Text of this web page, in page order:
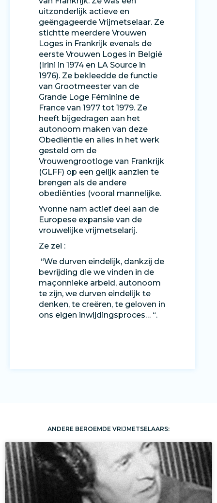
uitzonderlijk actieve en
geëngageerde Vrijmetselaar. Ze
stichtte meerdere Vrouwen
Loges in Frankrijk evenals de
eerste Vrouwen Loges in België
(Irini in 1974 en LA Source in
1976). Ze bekleedde de functie
van Grootmeester van de
Grande Loge Féminine de
France van 1977 tot 1979. Ze
heeft bijgedragen aan het
autonoom maken van deze
Obediëntie en alles in het werk
gesteld om de
Vrouwengrootloge van Frankrijk
(GLFF) op een gelijk aanzien te
brengen als de andere
obediënties (vooral mannelijke.
Yvonne nam actief deel aan de
Europese expansie van de
vrouwelijke vrijmetselarij.
Ze zei :
“We durven eindelijk, dankzij de
bevrijding die we vinden in de
maçonnieke arbeid, autonoom
te zijn, we durven eindelijk te
denken, te creëren, te geloven in
ons eigen inwijdingsproces… “.
ANDERE BEROEMDE VRIJMETSELAARS: